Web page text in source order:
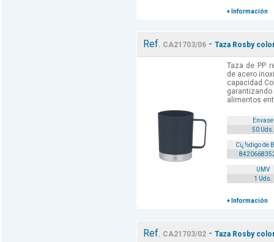
+ Información
Ref. CA21703/06- Taza Rosby
Taza de PP
de acero
alimentos
Envase
50 Uds.
Cï¿½digo de
UMV
1 Uds.
+ Información
Ref. CA21703/02- Taza Rosby